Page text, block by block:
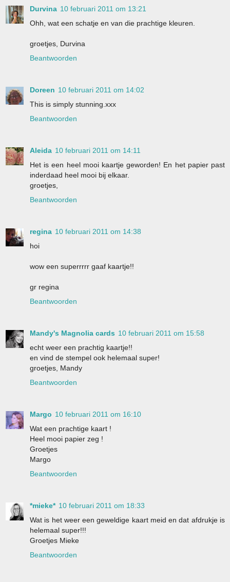
Durvina 10 februari 2011 om 13:21
Ohh, wat een schatje en van die prachtige kleuren.
groetjes, Durvina
Beantwoorden
Doreen 10 februari 2011 om 14:02
This is simply stunning.xxx
Beantwoorden
Aleida 10 februari 2011 om 14:11
Het is een heel mooi kaartje geworden! En het papier past
inderdaad heel mooi bij elkaar.
groetjes,
Beantwoorden
regina 10 februari 2011 om 14:38
hoi
wow een superrrrr gaaf kaartje!!
gr regina
Beantwoorden
Mandy's Magnolia cards 10 februari 2011 om 15:58
echt weer een prachtig kaartje!!
en vind de stempel ook helemaal super!
groetjes, Mandy
Beantwoorden
Margo 10 februari 2011 om 16:10
Wat een prachtige kaart !
Heel mooi papier zeg !
Groetjes
Margo
Beantwoorden
*mieke* 10 februari 2011 om 18:33
Wat is het weer een geweldige kaart meid en dat afdrukje is
helemaal super!!!
Groetjes Mieke
Beantwoorden